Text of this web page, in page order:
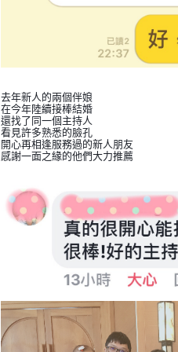
去年新人的兩個伴娘
在今年陸續接棒結婚
還找了同一個主持人
看見許多熟悉的臉孔
開心再相逢服務過的新人朋友
感謝一面之緣的他們大力推薦